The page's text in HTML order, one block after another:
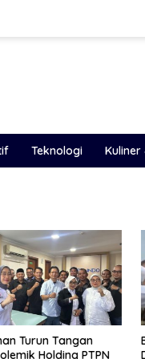
Teknologi Kuliner
LHP BPK ke
Febriyanto Ajak